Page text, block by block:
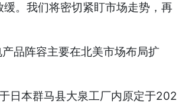
。我们将密切紧盯市场走势，再
品阵容主要在北美市场布局扩
日本群马县大泉工厂内原定于202